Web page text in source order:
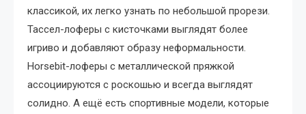
классикой, их легко узнать по небольшой прорези.
Тассел-лоферы с кисточками выглядят более
игриво и добавляют образу неформальности.
Horsebit-лоферы с металлической пряжкой
ассоциируются с роскошью и всегда выглядят
солидно. А ещё есть спортивные модели, которые